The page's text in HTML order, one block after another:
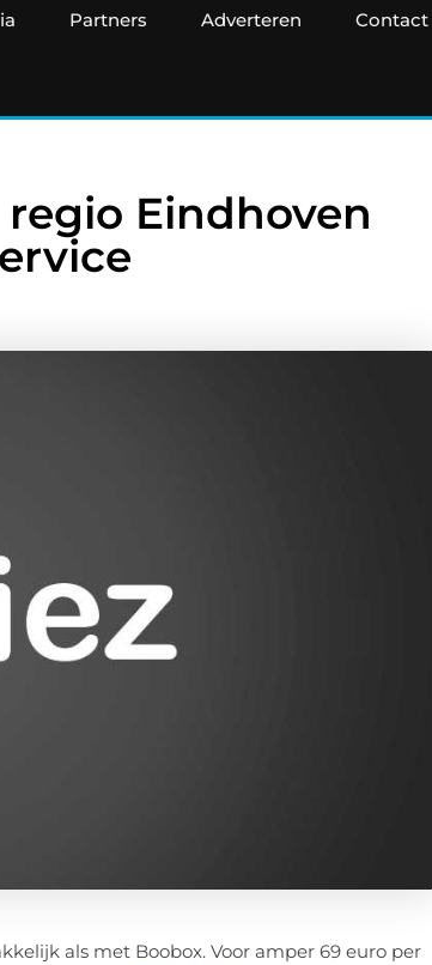
Partners Adverteren Contact
Eindhoven
als met Boobox. Voor amper 69 euro per